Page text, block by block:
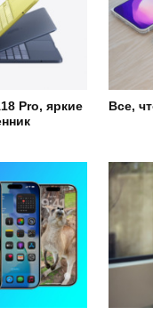
Pro, яркие
Все,